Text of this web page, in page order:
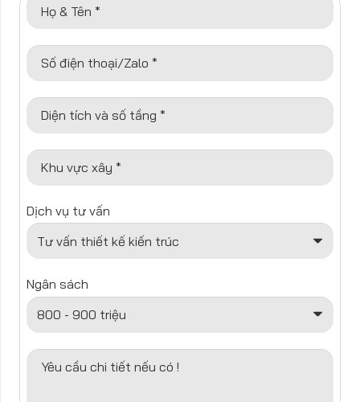
Họ & Tên *
Số điện thoại/Zalo *
Diện tích và số tầng *
Khu vực xây *
Dịch vụ tư vấn
Ngân sách
Yêu cầu chi tiết nếu có !